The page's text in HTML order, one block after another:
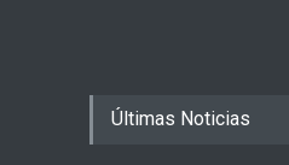
Últimas Noticias